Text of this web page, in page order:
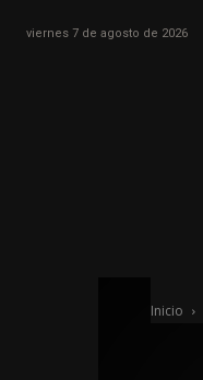
viernes 7 de agosto de 2026
Inicio